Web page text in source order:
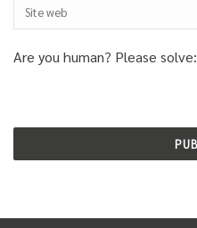
Are you human? Please solve: